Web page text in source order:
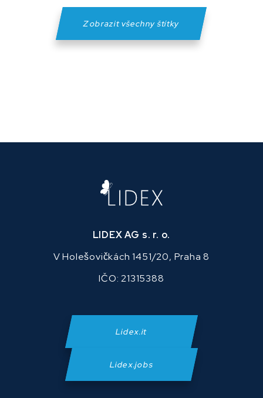
Zobrazit všechny štítky
LIDEX AG s. r. o.
V Holešovičkách 1451/20, Praha 8
IČO: 21315388
Lidex.it
Lidex.jobs